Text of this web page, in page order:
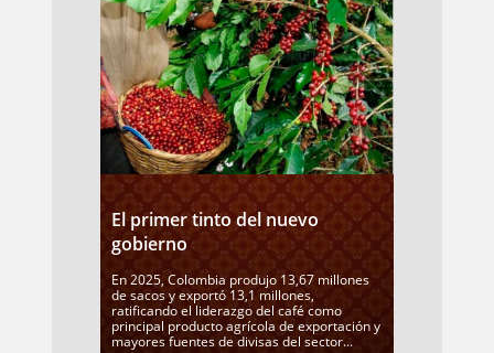
El primer tinto del nuevo
gobierno
En 2025, Colombia produjo 13,67 millones
de sacos y exportó 13,1 millones,
ratificando el liderazgo del café como
principal producto agrícola de exportación y
mayores fuentes de divisas del sector...